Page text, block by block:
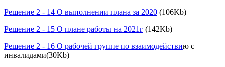
Решение 2 - 14 О выполнении плана за 2020 (106Kb)
Решение 2 - 15 О плане работы на 2021г (142Kb)
Решение 2 - 16 О рабочей группе по взаимодействию с
инвалидами(30Kb)